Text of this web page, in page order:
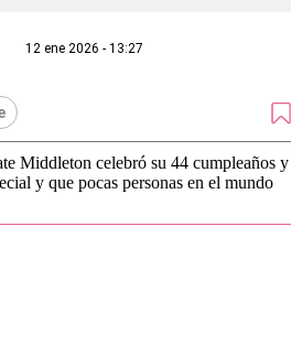
12 ene 2026 - 13:27
Middleton celebró su 44 cumpleaños y
y que pocas personas en el mundo